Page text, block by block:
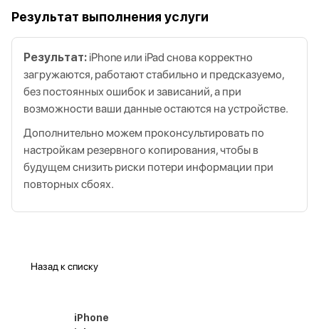
Результат выполнения услуги
Результат: iPhone или iPad снова корректно
загружаются, работают стабильно и предсказуемо,
без постоянных ошибок и зависаний, а при
возможности ваши данные остаются на устройстве.
Дополнительно можем проконсультировать по
настройкам резервного копирования, чтобы в
будущем снизить риски потери информации при
повторных сбоях.
Назад к списку
iPhone